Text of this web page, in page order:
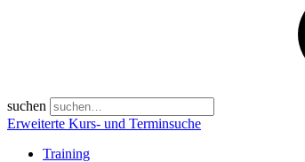
suchen
Erweiterte Kurs- und Terminsuche
Training